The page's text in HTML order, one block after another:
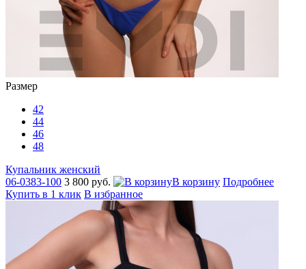
Размер
42
44
46
48
Купальник женский
06-0383-100 3 800 руб. В корзину Подробнее
Купить в 1 клик В избранное